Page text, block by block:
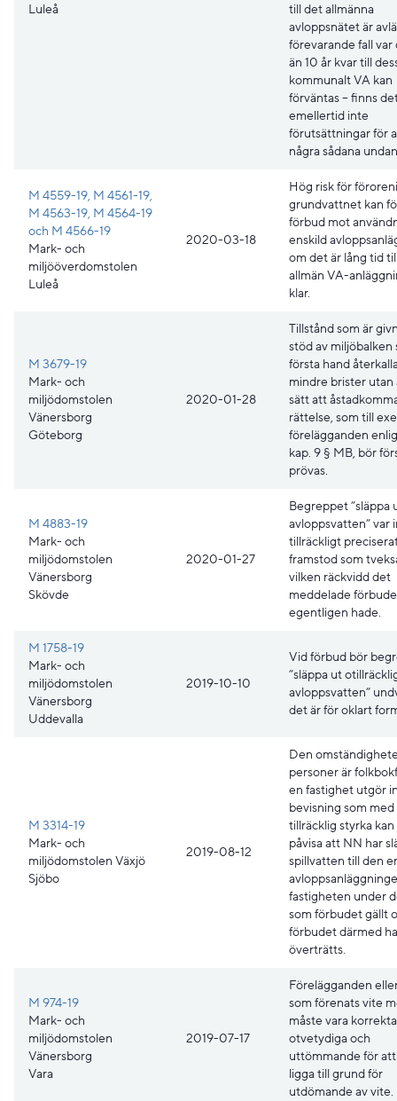
Luleå
till det allmänna
avloppsnätet är
förevarande fall var
än 10 år kvar till
kommunalt VA kan
förväntas – finns
emellertid inte
förutsättningar för
några sådana
M 4559-19, M 4561-19,
M 4563-19, M 4564-19
och M 4566-19
Mark- och
miljööverdomstolen
Luleå
2020-03-18
Hög risk för
grundvattnet kan
förbud mot
enskild
om det är lång tid
allmän VA-
klar.
M 3679-19
Mark- och
miljödomstolen
Vänersborg
Göteborg
2020-01-28
Tillstånd som är
stöd av miljöbalken
första hand
mindre brister utan
sätt att
rättelse, som till
förelägganden
kap. 9 § MB, bör
prövas.
M 4883-19
Mark- och
miljödomstolen
Vänersborg
Skövde
2020-01-27
Begreppet ”släppa
avloppsvatten” var
tillräckligt
framstod som
vilken räckvidd det
meddelade
egentligen hade.
M 1758-19
Mark- och
miljödomstolen
Vänersborg
Uddevalla
2019-10-10
Vid förbud bör
”släppa ut
avloppsvatten”
det är för oklart
M 3314-19
Mark- och
miljödomstolen Växjö
Sjöbo
2019-08-12
Den
personer är
en fastighet utgör
bevisning som med
tillräcklig styrka kan
påvisa att NN har
spillvatten till den
fastigheten under
som förbudet gällt
förbudet därmed
överträtts.
M 974-19
Mark- och
miljödomstolen
Vänersborg
Vara
2019-07-17
Förelägganden
som förenats vite
måste vara
otvetydiga och
uttömmande för
ligga till grund för
utdömande av vite.